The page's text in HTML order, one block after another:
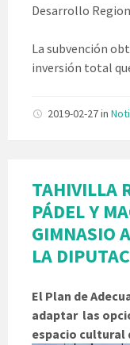
Desarrollo
La subvención
inversión total
2019-02-27in
TAHIVILLA
PÁDEL Y
GIMNASIO
LA
El Plan de
adaptar las
espacio cultural